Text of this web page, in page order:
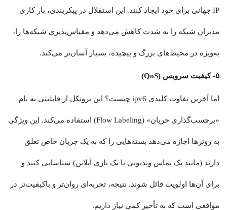
IP جهانی برای خود ایجاد کنند. این استقلال در پیکربندی، بار کاری
مدیران شبکه را به شدت کاهش می‌دهد و مقیاس‌پذیری شبکه‌ها را،
به‌ویژه در محیط‌های بزرگ و پیچیده، بسیار آسان‌تر می‌کند.
۵- کیفیت سرویس (QoS)
اما آخرین تفاوت کلیدی ipv6 چیست؟ این پروتکل از قابلیتی به نام
«برچسب‌گذاری جریان» (Flow Labeling) استفاده می‌کند. این ویژگی
به روترها اجازه می‌دهد بسته‌هایی را که به یک جریان خاص تعلق
دارند (مانند یک تماس ویدیویی یا یک بازی آنلاین) شناسایی کنند و
برای آن‌ها اولویت قائل شوند. نتیجه، تجربه‌ای روان‌تر و باکیفیت‌تر در
مواقعی است که به تأخیر کمی نیاز داریم.